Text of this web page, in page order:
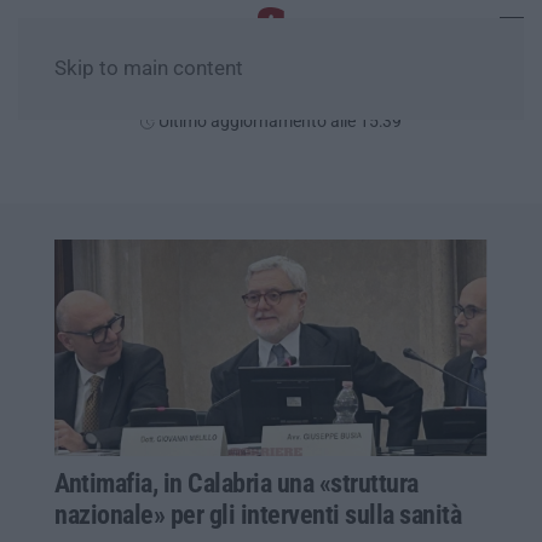
Skip to main content
Ultimo aggiornamento alle 15:39
Antimafia, in Calabria una «struttura
nazionale» per gli interventi sulla sanità